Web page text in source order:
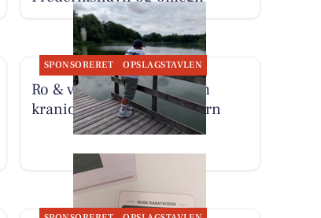
SPONSORERET OPSLAGSTAVLEN
Ro & velvære fortæller om
kranio sakral terapi til børn